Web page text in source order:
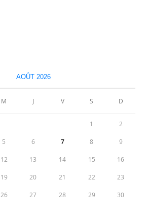
AOÛT 2026
M J V S D
1 2
5 6 7 8 9
12 13 14 15 16
19 20 21 22 23
26 27 28 29 30